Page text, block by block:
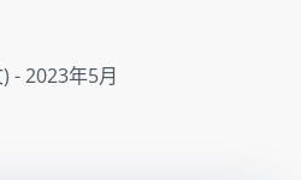
- 2023年5月